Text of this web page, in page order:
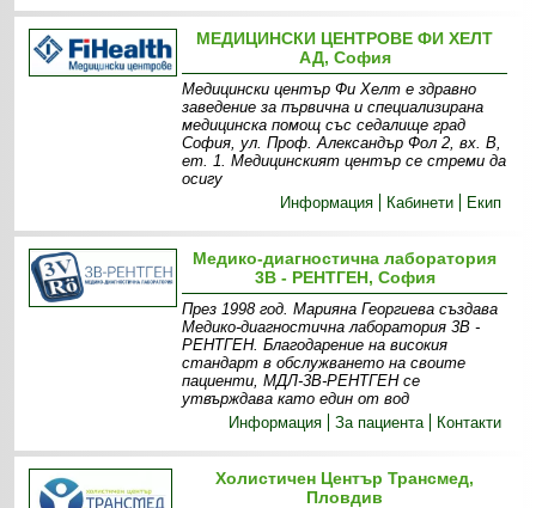
МЕДИЦИНСКИ ЦЕНТРОВЕ ФИ ХЕЛТ
АД, София
Медицински център Фи Хелт е здравно
заведение за първична и специализирана
медицинска помощ със седалище град
София, ул. Проф. Александър Фол 2, вх. В,
ет. 1. Медицинският център се стреми да
осигу
Информация
Кабинети Екип
Медико-диагностична лаборатория
3В - РЕНТГЕН, София
През 1998 год. Марияна Георгиева създава
Медико-диагностична лаборатория 3В -
РЕНТГЕН. Благодарение на високия
стандарт в обслужването на своите
пациенти, МДЛ-3В-РЕНТГЕН се
утвърждава като един от вод
Информация
За пациента Контакти
Холистичен Център Трансмед,
Пловдив